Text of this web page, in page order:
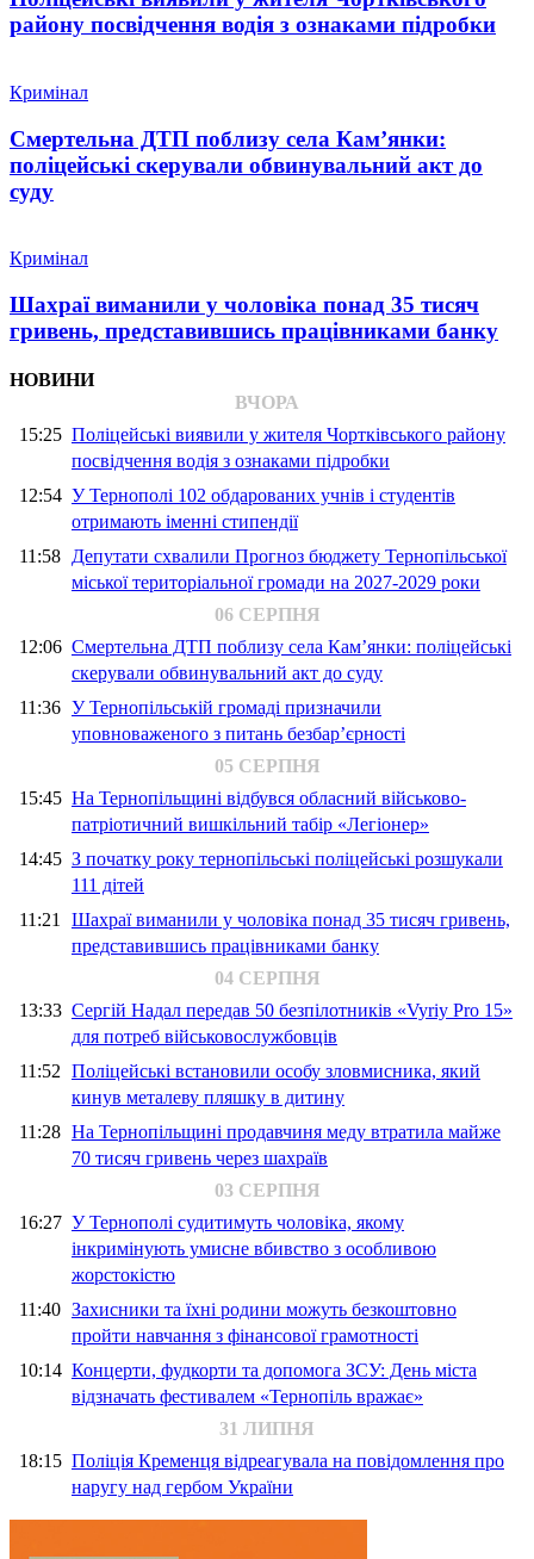
району посвідчення водія з ознаками підробки
Кримінал
Смертельна ДТП поблизу села Кам’янки:
поліцейські скерували обвинувальний акт до
суду
Кримінал
Шахраї виманили у чоловіка понад 35 тисяч
гривень, представившись працівниками банку
НОВИНИ
ВЧОРА
15:25 Поліцейські виявили у жителя Чортківського району
посвідчення водія з ознаками підробки
12:54 У Тернополі 102 обдарованих учнів і студентів
отримають іменні стипендії
11:58 Депутати схвалили Прогноз бюджету Тернопільської
міської територіальної громади на 2027-2029 роки
06 СЕРПНЯ
12:06 Смертельна ДТП поблизу села Кам’янки: поліцейські
скерували обвинувальний акт до суду
11:36 У Тернопільській громаді призначили
уповноваженого з питань безбар’єрності
05 СЕРПНЯ
15:45 На Тернопільщині відбувся обласний військово-
патріотичний вишкільний табір «Легіонер»
14:45 З початку року тернопільські поліцейські розшукали
111 дітей
11:21 Шахраї виманили у чоловіка понад 35 тисяч гривень,
представившись працівниками банку
04 СЕРПНЯ
13:33 Сергій Надал передав 50 безпілотників «Vyriy Pro 15»
для потреб військовослужбовців
11:52 Поліцейські встановили особу зловмисника, який
кинув металеву пляшку в дитину
11:28 На Тернопільщині продавчиня меду втратила майже
70 тисяч гривень через шахраїв
03 СЕРПНЯ
16:27 У Тернополі судитимуть чоловіка, якому
інкримінують умисне вбивство з особливою
жорстокістю
11:40 Захисники та їхні родини можуть безкоштовно
пройти навчання з фінансової грамотності
10:14 Концерти, фудкорти та допомога ЗСУ: День міста
відзначать фестивалем «Тернопіль вражає»
31 ЛИПНЯ
18:15 Поліція Кременця відреагувала на повідомлення про
наругу над гербом України